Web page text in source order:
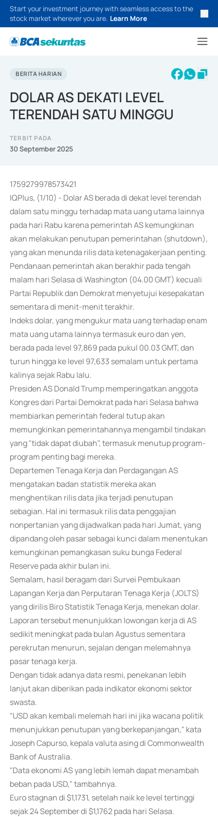
Start your investment journey with seamless access to the
stock market wherever you are. Learn More
BERITA HARIAN
DOLAR AS DEKATI LEVEL
TERENDAH SATU MINGGU
TERBIT PADA
30 September 2025
1759279978573421
IQPlus, (1/10) - Dolar AS berada di dekat level terendah
dalam satu minggu terhadap mata uang utama lainnya
pada hari Rabu karena pemerintah AS kemungkinan
akan melakukan penutupan pemerintahan (shutdown),
yang akan menunda rilis data ketenagakerjaan penting.
Pendanaan pemerintah akan berakhir pada tengah
malam hari Selasa di Washington (04.00 GMT) kecuali
Partai Republik dan Demokrat menyetujui kesepakatan
sementara di menit-menit terakhir.
Indeks dolar, yang mengukur mata uang terhadap enam
mata uang utama lainnya termasuk euro dan yen,
berada pada level 97,869 pada pukul 00.03 GMT, dan
turun hingga ke level 97,633 semalam untuk pertama
kalinya sejak Rabu lalu.
Presiden AS Donald Trump memperingatkan anggota
Kongres dari Partai Demokrat pada hari Selasa bahwa
membiarkan pemerintah federal tutup akan
memungkinkan pemerintahannya mengambil tindakan
yang "tidak dapat diubah", termasuk menutup program-
program penting bagi mereka.
Departemen Tenaga Kerja dan Perdagangan AS
mengatakan badan statistik mereka akan
menghentikan rilis data jika terjadi penutupan
sebagian. Hal ini termasuk rilis data penggajian
nonpertanian yang dijadwalkan pada hari Jumat, yang
dipandang oleh pasar sebagai kunci dalam menentukan
kemungkinan pemangkasan suku bunga Federal
Reserve pada akhir bulan ini.
Semalam, hasil beragam dari Survei Pembukaan
Lapangan Kerja dan Perputaran Tenaga Kerja (JOLTS)
yang dirilis Biro Statistik Tenaga Kerja, menekan dolar.
Laporan tersebut menunjukkan lowongan kerja di AS
sedikit meningkat pada bulan Agustus sementara
perekrutan menurun, sejalan dengan melemahnya
pasar tenaga kerja.
Dengan tidak adanya data resmi, penekanan lebih
lanjut akan diberikan pada indikator ekonomi sektor
swasta.
"USD akan kembali melemah hari ini jika wacana politik
menunjukkan penutupan yang berkepanjangan," kata
Joseph Capurso, kepala valuta asing di Commonwealth
Bank of Australia.
"Data ekonomi AS yang lebih lemah dapat menambah
beban pada USD," tambahnya.
Euro stagnan di $1,1731, setelah naik ke level tertinggi
sejak 24 September di $1,1762 pada hari Selasa.